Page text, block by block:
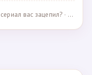
вас зацепил? · 07.05.2025